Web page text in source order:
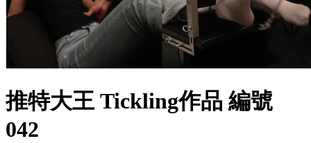
推特大王 Tickling作品 編號
042